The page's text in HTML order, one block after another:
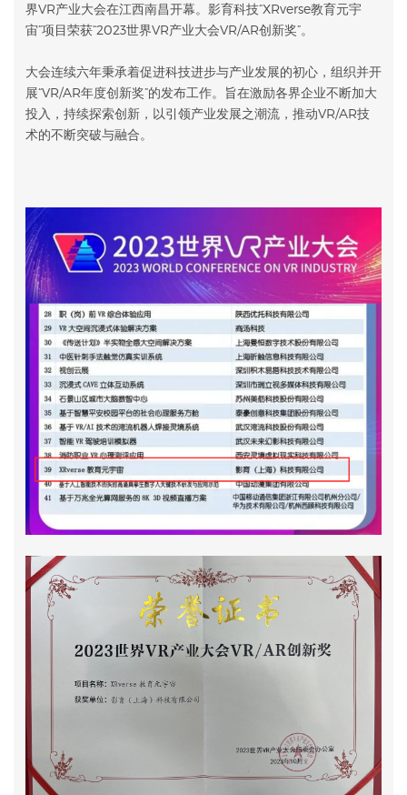
界VR产业大会在江西南昌开幕。影育科技“XRverse教育元宇
宙”项目荣获“2023世界VR产业大会VR/AR创新奖”。
大会连续六年秉承着促进科技进步与产业发展的初心，组织并开
展“VR/AR年度创新奖”的发布工作。旨在激励各界企业不断加大
投入，持续探索创新，以引领产业发展之潮流，推动VR/AR技
术的不断突破与融合。